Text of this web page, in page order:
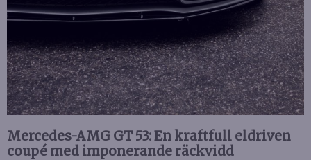
Mercedes-AMG GT 53: En kraftfull eldriven
coupé med imponerande räckvidd